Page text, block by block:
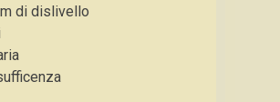
di dislivello